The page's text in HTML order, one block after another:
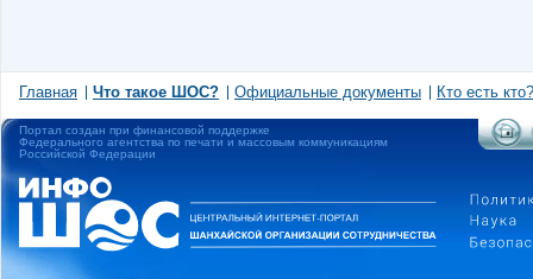
Главная Что такое ШОС? Официальные документы Кто есть кто?
Портал создан при финансовой поддержке
Федерального агентства по печати и массовым коммуникациям
Российской Федерации